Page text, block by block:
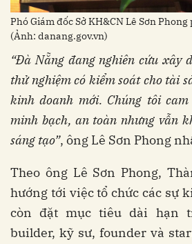
Phó Giám đốc Sở KH&CN Lê Sơn
(Ảnh: danang.gov.vn)
“Đà Nẵng đang nghiên cứu xây
thử nghiệmcó kiểmsoát cho tài
kinh doanh mới. Chúng tôicam
minh bạch, an toàn nhưng vẫn
sáng tạo”, ông Lê Sơn Phong
Theo ông Lê Sơn Phong,
hướng tới việc tổ chức các sự
còn đặt mục tiêu dài hạn
builder, kỹ sư, founder và